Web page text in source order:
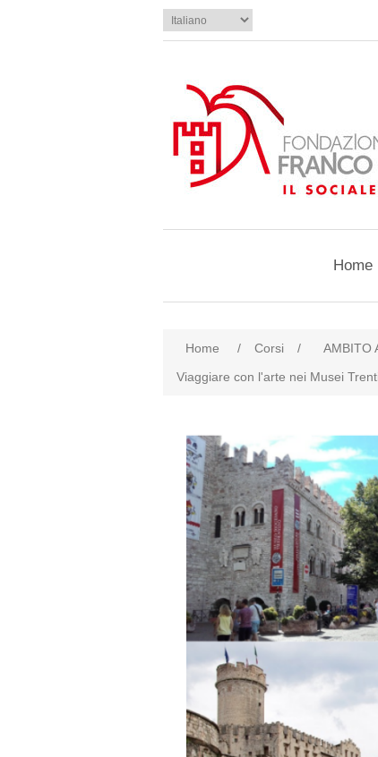
Home
Home / Corsi / AMBITO
Viaggiare con l'arte nei Musei